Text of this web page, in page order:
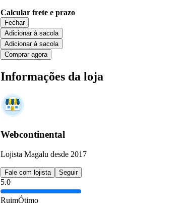
Calcular frete e prazo
Fechar
Adicionar à sacola
Adicionar à sacola
Comprar agora
Informações da loja
Webcontinental
Lojista Magalu desde 2017
Fale com lojista Seguir
5.0
RuimÓtimo